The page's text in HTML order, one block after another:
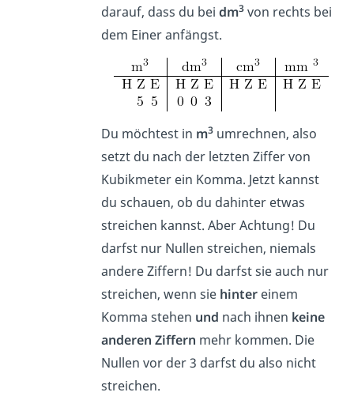
darauf, dass du beidm3 von rechts bei
dem Einer anfängst.
Du möchtest in m3 umrechnen, also
setzt du nach der letzten Ziffer von
Kubikmeter ein Komma. Jetzt kannst
du schauen, ob du dahinter etwas
streichen kannst. Aber Achtung! Du
darfst nur Nullen streichen, niemals
andere Ziffern! Du darfst sie auch nur
streichen, wenn sie hinter einem
Komma stehen und nach ihnen keine
anderen Ziffern mehr kommen. Die
Nullen vor der 3 darfst du also nicht
streichen.